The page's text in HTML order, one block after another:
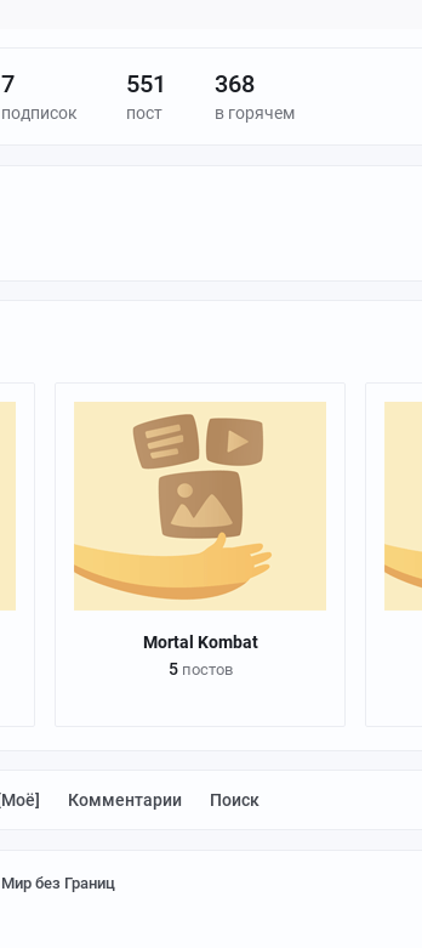
7
подписок
551
пост
368
в горячем
Mortal Kombat
5постов
[моё] Комментарии Поиск
Мир без Границ